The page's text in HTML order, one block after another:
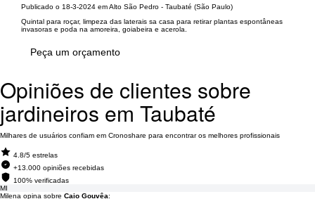
Publicado o 18-3-2024 em Alto São Pedro - Taubaté (São Paulo)
Quintal para roçar, limpeza das laterais sa casa para retirar plantas espontâneas
invasoras e poda na amoreira, goiabeira e acerola.
Peça um orçamento
Opiniões de clientes sobre
jardineiros em Taubaté
Milhares de usuários confiam em Cronoshare para encontrar os melhores profissionais
4.8/5 estrelas
+13.000 opiniões recebidas
100% verificadas
MI
Milena opina sobre Caio Gouvêa: